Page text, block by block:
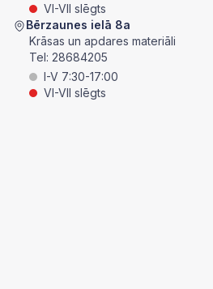
VI-VII slēgts
Bērzaunes ielā 8a
Krāsas un apdares materiāli
Tel: 28684205
I-V 7:30-17:00
VI-VII slēgts